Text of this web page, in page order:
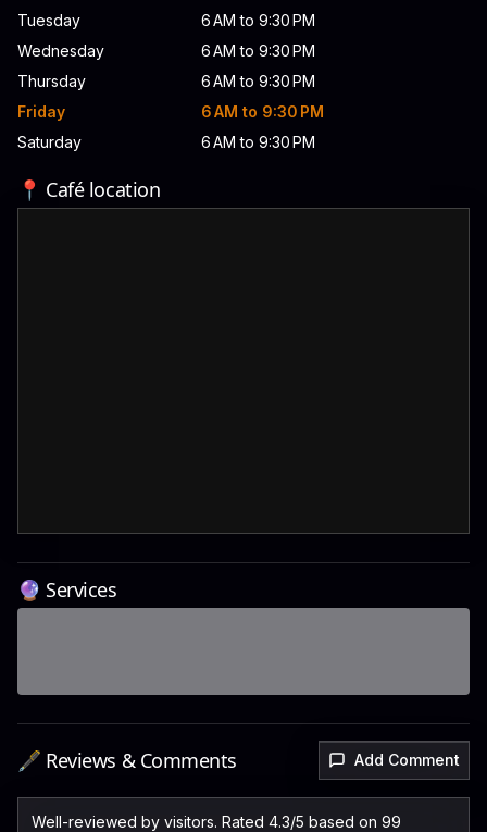
Tuesday
6 AM to 9:30 PM
Wednesday
6 AM to 9:30 PM
Thursday
6 AM to 9:30 PM
Friday
6 AM to 9:30 PM
Saturday
6 AM to 9:30 PM
📍 Café location
🔮 Services
🖋️ Reviews & Comments Add Comment
Well-reviewed by visitors. Rated 4.3/5 based on 99